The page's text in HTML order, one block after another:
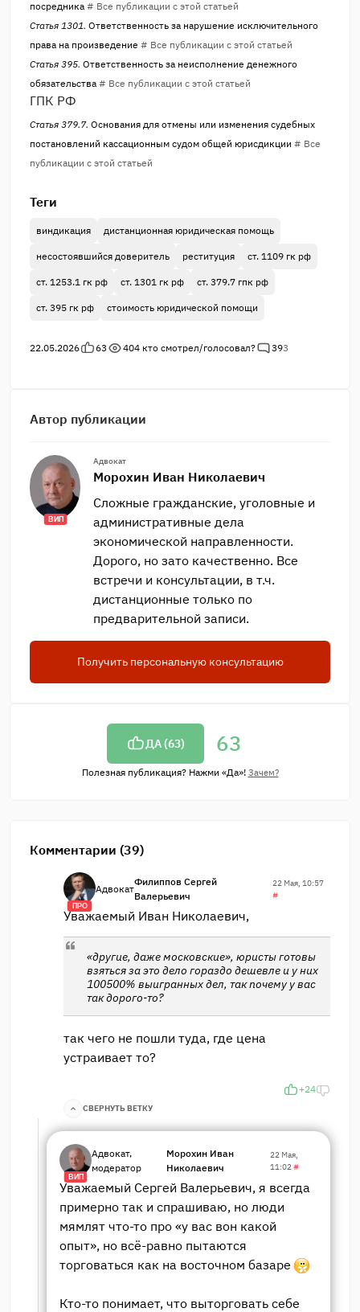
посредника # Все публикации с этой статьей
Статья 1301. Ответственность за нарушение исключительного
права на произведение # Все публикации с этой статьей
Статья 395. Ответственность за неисполнение денежного
обязательства # Все публикации с этой статьей
ГПК РФ
Статья 379.7. Основания для отмены или изменения судебных
постановлений кассационным судом общей юрисдикции # Все
публикации с этой статьей
Теги
виндикация дистанционная юридическая помощь
несостоявшийся доверитель реституция ст. 1109 гк рф
ст. 1253.1 гк рф ст. 1301 гк рф ст. 379.7 гпк рф
ст. 395 гк рф стоимость юридической помощи
22.05.2026 63 404 кто смотрел/голосовал? 393
Автор публикации
ВИП
Адвокат
Морохин Иван Николаевич
Сложные гражданские, уголовные и
административные дела
экономической направленности.
Дорого, но зато качественно. Все
встречи и консультации, в т.ч.
дистанционные только по
предварительной записи.
Получить персональную консультацию
ДА (63) 63
Полезная публикация? Нажми «Да»! Зачем?
Комментарии (39)
ПРО
Адвокат
Филиппов Сергей
Валерьевич
22 Мая, 10:57
#
Уважаемый Иван Николаевич,
«другие, даже московские», юристы готовы
взяться за это дело гораздо дешевле и у них
100500% выигранных дел, так почему у вас
так дорого-то?
так чего не пошли туда, где цена
устраивает то?
+24
СВЕРНУТЬ ВЕТКУ
ВИП
Адвокат,
модератор
Морохин Иван
Николаевич
22 Мая,
11:02 #
Уважаемый Сергей Валерьевич, я всегда
примерно так и спрашиваю, но люди
мямлят что-то про «у вас вон какой
опыт», но всё-равно пытаются
торговаться как на восточном базаре
Кто-то понимает, что выторговать себе